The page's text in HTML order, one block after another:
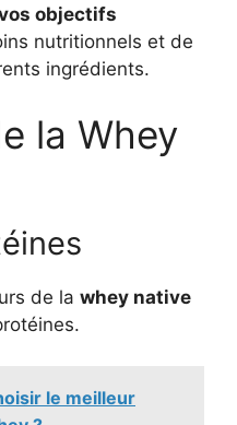
objectifs
nutritionnels et de
ingrédients.
la Whey
de la whey native
le meilleur